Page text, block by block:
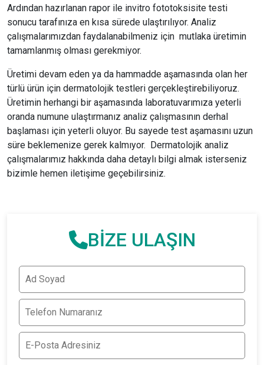
Ardından hazırlanan rapor ile invitro fototoksisite testi
sonucu tarafınıza en kısa sürede ulaştırılıyor. Analiz
çalışmalarımızdan faydalanabilmeniz için mutlaka üretimin
tamamlanmış olması gerekmiyor.
Üretimi devam eden ya da hammadde aşamasında olan her
türlü ürün için dermatolojik testleri gerçekleştirebiliyoruz.
Üretimin herhangi bir aşamasında laboratuvarımıza yeterli
oranda numune ulaştırmanız analiz çalışmasının derhal
başlaması için yeterli oluyor. Bu sayede test aşamasını uzun
süre beklemenize gerek kalmıyor. Dermatolojik analiz
çalışmalarımız hakkında daha detaylı bilgi almak isterseniz
bizimle hemen iletişime geçebilirsiniz.
BİZE ULAŞIN